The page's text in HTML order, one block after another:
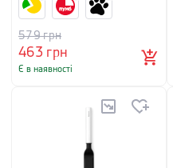
463 грн
579грн
Є в наявності